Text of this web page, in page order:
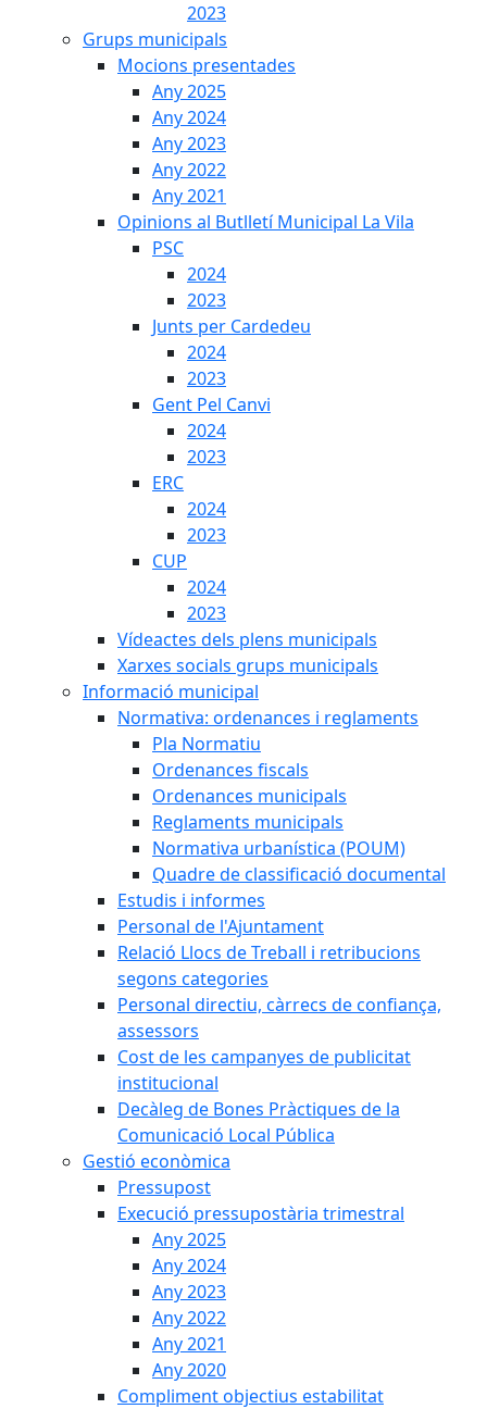
2023
Grups municipals
Mocions presentades
Any 2025
Any 2024
Any 2023
Any 2022
Any 2021
Opinions al Butlletí Municipal La Vila
PSC
2024
2023
Junts per Cardedeu
2024
2023
Gent Pel Canvi
2024
2023
ERC
2024
2023
CUP
2024
2023
Vídeactes dels plens municipals
Xarxes socials grups municipals
Informació municipal
Normativa: ordenances i reglaments
Pla Normatiu
Ordenances fiscals
Ordenances municipals
Reglaments municipals
Normativa urbanística (POUM)
Quadre de classificació documental
Estudis i informes
Personal de l'Ajuntament
Relació Llocs de Treball i retribucions
segons categories
Personal directiu, càrrecs de confiança,
assessors
Cost de les campanyes de publicitat
institucional
Decàleg de Bones Pràctiques de la
Comunicació Local Pública
Gestió econòmica
Pressupost
Execució pressupostària trimestral
Any 2025
Any 2024
Any 2023
Any 2022
Any 2021
Any 2020
Compliment objectius estabilitat